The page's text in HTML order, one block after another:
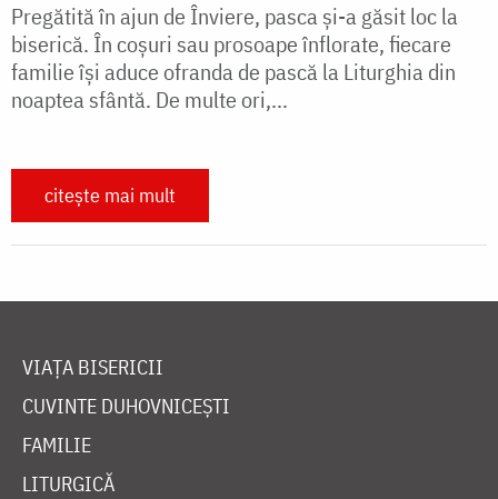
Pregătită în ajun de Înviere, pasca și-a găsit loc la
biserică. În coşuri sau prosoape înflorate, fiecare
familie îşi aduce ofranda de pască la Liturghia din
noaptea sfântă. De multe ori,...
citește mai mult
VIAȚA BISERICII
CUVINTE DUHOVNICEȘTI
FAMILIE
LITURGICĂ